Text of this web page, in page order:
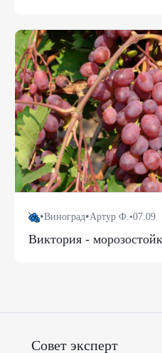
•Виноград•Артур Ф.•07.09
Виктория -
Совет эксперт